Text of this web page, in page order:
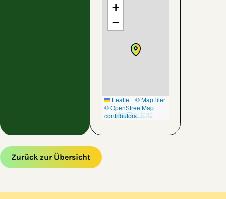
+
−
Leaflet | © MapTiler
© OpenStreetMap
contributors
Zurück zur Übersicht